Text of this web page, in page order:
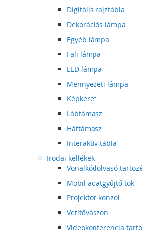
Digitális rajztábla
Dekorációs lámpa
Egyéb lámpa
Fali lámpa
LED lámpa
Mennyezeti lámpa
Képkeret
Lábtámasz
Háttámasz
Interaktív tábla
Irodai kellékek
Vonalkódolvasó
Mobil adatgyűjtő tok
Projektor konzol
Vetítővászon
Videokonferencia